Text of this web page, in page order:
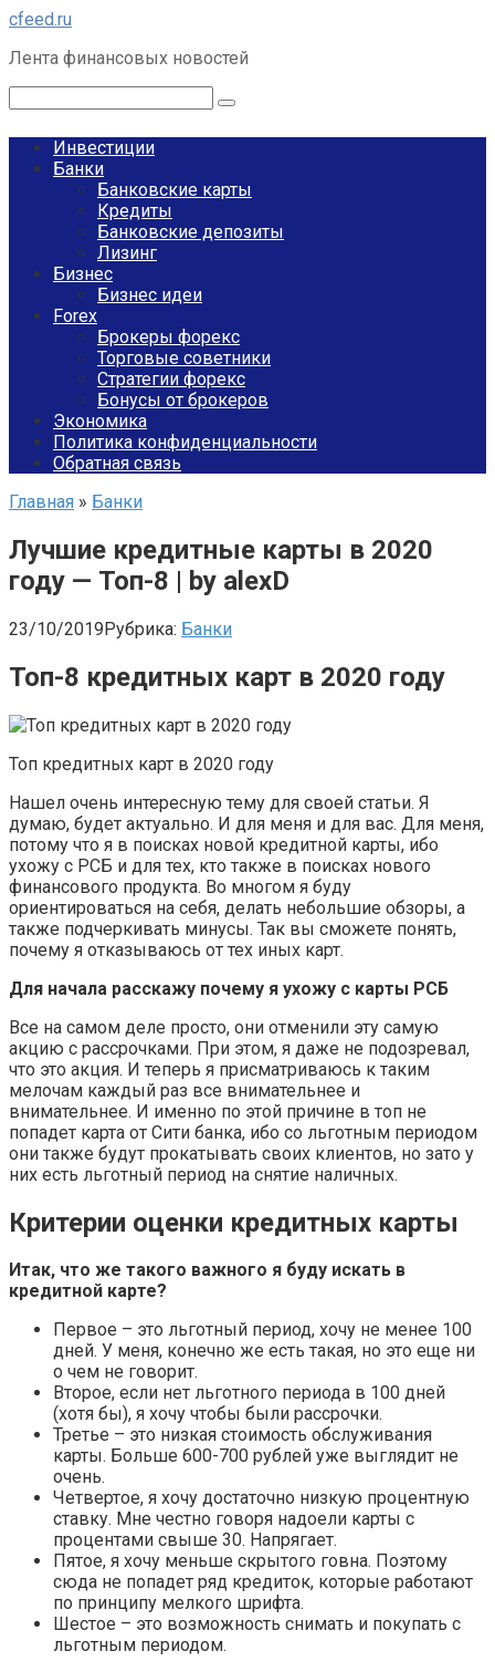
Перейти
контенту
cfeed.ru
Лента финансовых новостей
Инвестиции
Банки
Банковские карты
Кредиты
Банковские депозиты
Лизинг
Бизнес
Бизнес идеи
Forex
Брокеры форекс
Торговые советники
Стратегии форекс
Бонусы от брокеров
Экономика
Политика конфиденциальности
Обратная связь
Главная » Банки
Лучшие кредитные карты в 2020
году — Топ-8 | by alexD
23/10/2019Рубрика: Банки
Топ-8 кредитных карт в 2020 году
Топ кредитных карт в 2020 году
Нашел очень интересную тему для своей статьи. Я
думаю, будет актуально. И для меня и для вас. Для меня,
потому что я в поисках новой кредитной карты, ибо
ухожу с РСБ и для тех, кто также в поисках нового
финансового продукта. Во многом я буду
ориентироваться на себя, делать небольшие обзоры, а
также подчеркивать минусы. Так вы сможете понять,
почему я отказываюсь от тех иных карт.
Для начала расскажу почему я ухожу с карты РСБ
Все на самом деле просто, они отменили эту самую
акцию с рассрочками. При этом, я даже не подозревал,
что это акция. И теперь я присматриваюсь к таким
мелочам каждый раз все внимательнее и
внимательнее. И именно по этой причине в топ не
попадет карта от Сити банка, ибо со льготным периодом
они также будут прокатывать своих клиентов, но зато у
них есть льготный период на снятие наличных.
Критерии оценки кредитных карты
Итак, что же такого важного я буду искать в
кредитной карте?
Первое – это льготный период, хочу не менее 100
дней. У меня, конечно же есть такая, но это еще ни
о чем не говорит.
Второе, если нет льготного периода в 100 дней
(хотя бы), я хочу чтобы были рассрочки.
Третье – это низкая стоимость обслуживания
карты. Больше 600-700 рублей уже выглядит не
очень.
Четвертое, я хочу достаточно низкую процентную
ставку. Мне честно говоря надоели карты с
процентами свыше 30. Напрягает.
Пятое, я хочу меньше скрытого говна. Поэтому
сюда не попадет ряд кредиток, которые работают
по принципу мелкого шрифта.
Шестое – это возможность снимать и покупать с
льготным периодом.